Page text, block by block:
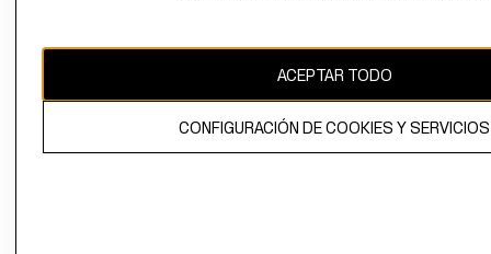
El contenido de esta página web está protegido por copyright y es
propiedad de H&M Hennes & Mauritz AB.ACEPTAR TODO
CONFIGURACIÓN DE COOKIES Y SERVICIOS